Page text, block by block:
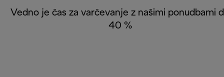
Vedno je čas za varčevanje z našimi ponudbami
40 %